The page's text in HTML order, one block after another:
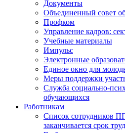
Документы
Объединенный совет
Профком
Управление кадров:
Учебные материалы
Импульс
Электронные
Единое окно для
Меры поддержки
Служба социально-
обучающихся
Работникам
Список сотрудников
заканчивается срок